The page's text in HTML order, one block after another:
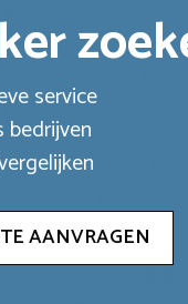
service
bedrijven
AANVRAGEN